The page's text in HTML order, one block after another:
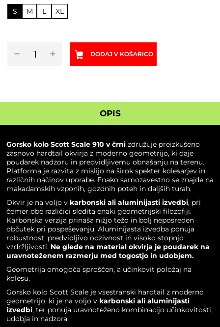
S M L XL
−
kolo
+ DODAJ V KOŠARICO
OPIS
Gorsko kolo Scott Scale 910 v črni združuje preizkušeno
zasnovo hardtail okvirja z moderno geometrijo, ki daje
poudarek nadzoru in predvidljivemu obnašanju na terenu.
Platforma je razvita z mislijo na širok spekter kolesarjev in
različnih načinov uporabe. Enako samozavestno se znajde na
makadamskih vzponih, gozdnih poteh in daljših turah.
Okvir je na voljo v karbonski ali aluminijasti izvedbi, pri
čemer obe različici sledita enaki geometrijski filozofiji.
Karbonska verzija prinaša nižjo težo in bolj neposreden
občutek pri pospeševanju. Aluminijasta izvedba ponuja
robustnost, predvidljivo odzivnost in visoko stopnjo
vzdržljivosti. Ne glede na material okvirja je poudarek na
uravnoteženem razmerju med togostjo in udobjem.
Geometrija omogoča sproščen, a učinkovit položaj na
kolesu.
Gorsko kolo Scott Scale je vsestranski hardtail z moderno
geometrijo, ki je na voljo v karbonski ali aluminijasti
izvedbi, ter ponuja uravnoteženo kombinacijo učinkovitosti,
udobja in nadzora.